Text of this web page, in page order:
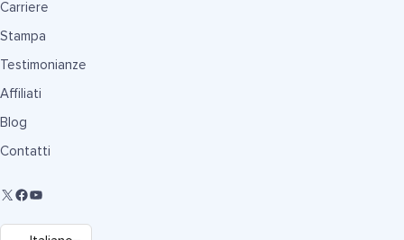
Carriere
Stampa
Testimonianze
Affiliati
Blog
Contatti